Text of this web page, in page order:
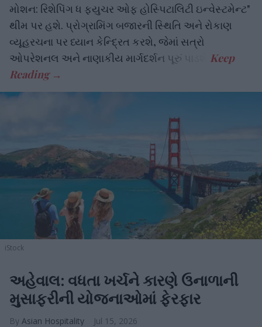
મોશન: રિશેપિંગ ધ ફ્યુચર ઓફ હોસ્પિટાલિટી ઇન્વેસ્ટમેન્ટ"
થીમ પર હશે. પ્રોગ્રામિંગ બજારની સ્થિતિ અને રોકાણ
વ્યૂહરચના પર ધ્યાન કેન્દ્રિત કરશે, જેમાં સત્રો
ઓપરેશનલ અને નાણાકીય માર્ગદર્શન પૂરું પાડશે.
iStock
અહેવાલ: વધતા ખર્ચને કારણે ઉનાળાની
મુસાફરીની યોજનાઓમાં ફેરફાર
Asian Hospitality Jul 15, 2026